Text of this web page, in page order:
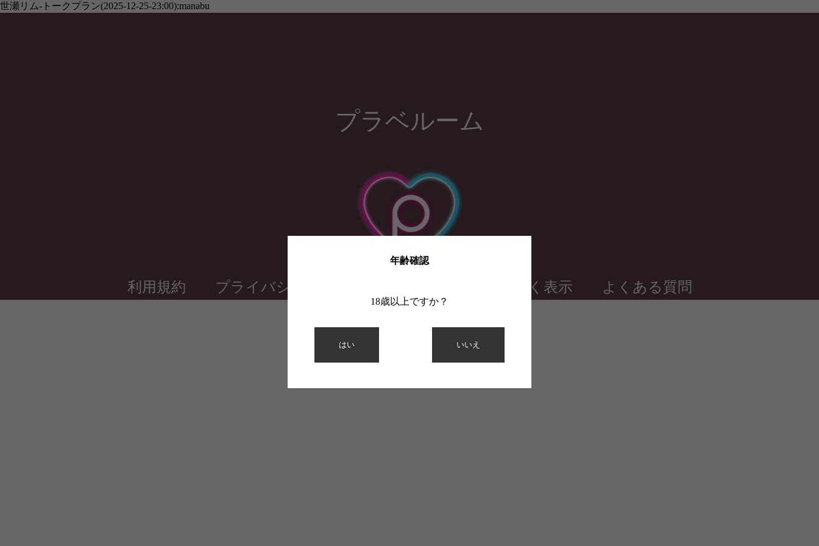
年齢確認
18歳以上ですか？
はい いいえ
世瀬リム-トークプラン(2025-12-25-23:00):manabu
プラベルーム
利用規約 プライバシーポリシー 特定商取引法に基づく表示 よくある質問